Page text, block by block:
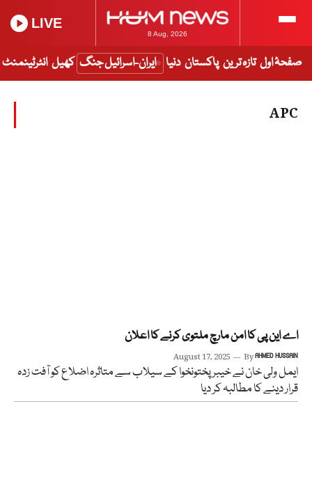
8 Aug, 2026
LIVE
صفحۂ اول تازہ ترین پاکستان دنیا ایران-اسرائیل جنگ کھیل انٹرٹینمنٹ
APC
اے این پی کا امن مارچ ملتوی کرنے کا اعلان
August 17, 2025 ByAHMED HUSSAIN
ایمل ولی خان نے خیبر پختونخوا کے سیلاب سے متاثرہ اضلاع کو آفت زدہ
قرار دینے کا مطالبہ کر دیا